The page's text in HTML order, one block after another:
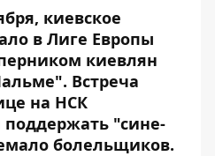
киевское
в Лиге Европы
киевлян
Встреча
на НСК
"сине-
болельщиков.